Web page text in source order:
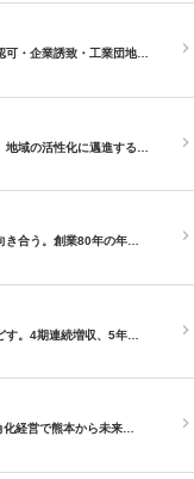
可・企業誘致・工業団地…
地域の活性化に邁進する…
き合う。創業80年の年…
す。4期連続増収、5年…
化経営で熊本から未来…